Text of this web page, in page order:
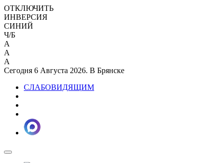
ОТКЛЮЧИТЬ
ИНВЕРСИЯ
СИНИЙ
Ч/Б
A
A
A
Сегодня 6 Августа 2026. В Брянске
СЛАБОВИДЯЩИМ